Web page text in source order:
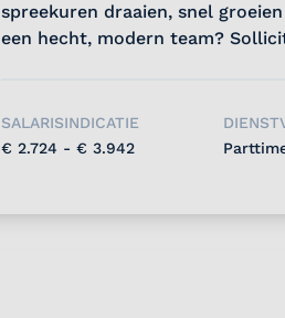
spreekuren draaien, snel
een hecht, modern team?
SALARISINDICATIE
€ 2.724 - € 3.942